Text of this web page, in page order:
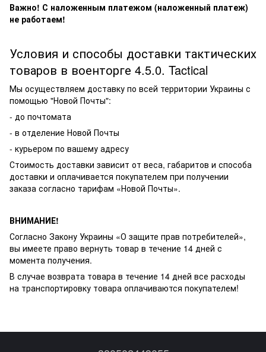
Важно! С наложенным платежом (наложенный платеж)
не работаем!
Условия и способы доставки тактических
товаров в военторге 4.5.0. Tactical
Мы осуществляем доставку по всей территории Украины с
помощью "Новой Почты":
- до почтомата
- в отделение Новой Почты
- курьером по вашему адресу
Стоимость доставки зависит от веса, габаритов и способа
доставки и оплачивается покупателем при получении
заказа согласно тарифам «Новой Почты».
ВНИМАНИЕ!
Согласно Закону Украины «О защите прав потребителей»,
вы имеете право вернуть товар в течение 14 дней с
момента получения.
В случае возврата товара в течение 14 дней все расходы
на транспортировку товара оплачиваются покупателем!